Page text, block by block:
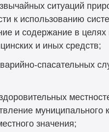
ситуаций
к использованию
и содержание в
и иных средств;
спасательных
муниципального
значения;